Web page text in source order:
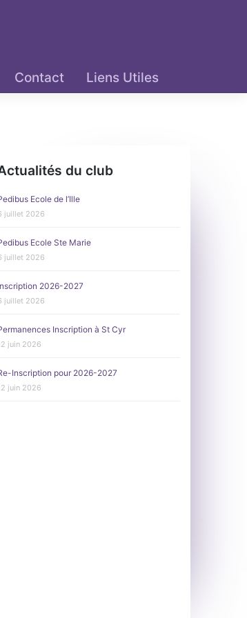
Contact Liens Utiles
du club
Ecole de l’Ille
juillet 2026
Ecole Ste Marie
juillet 2026
2026-2027
juillet 2026
Inscription à St Cyr
juin 2026
Inscription pour 2026-2027
juin 2026